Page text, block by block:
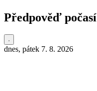
Předpověď počasí
dnes, pátek 7. 8. 2026